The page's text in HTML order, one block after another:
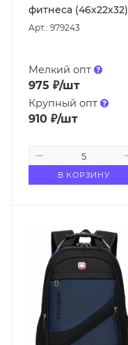
фитнеса (46х22х32)
Арт.: 979243
Мелкий опт
975 ₽/шт
Крупный опт
910 ₽/шт
В КОРЗИНУ